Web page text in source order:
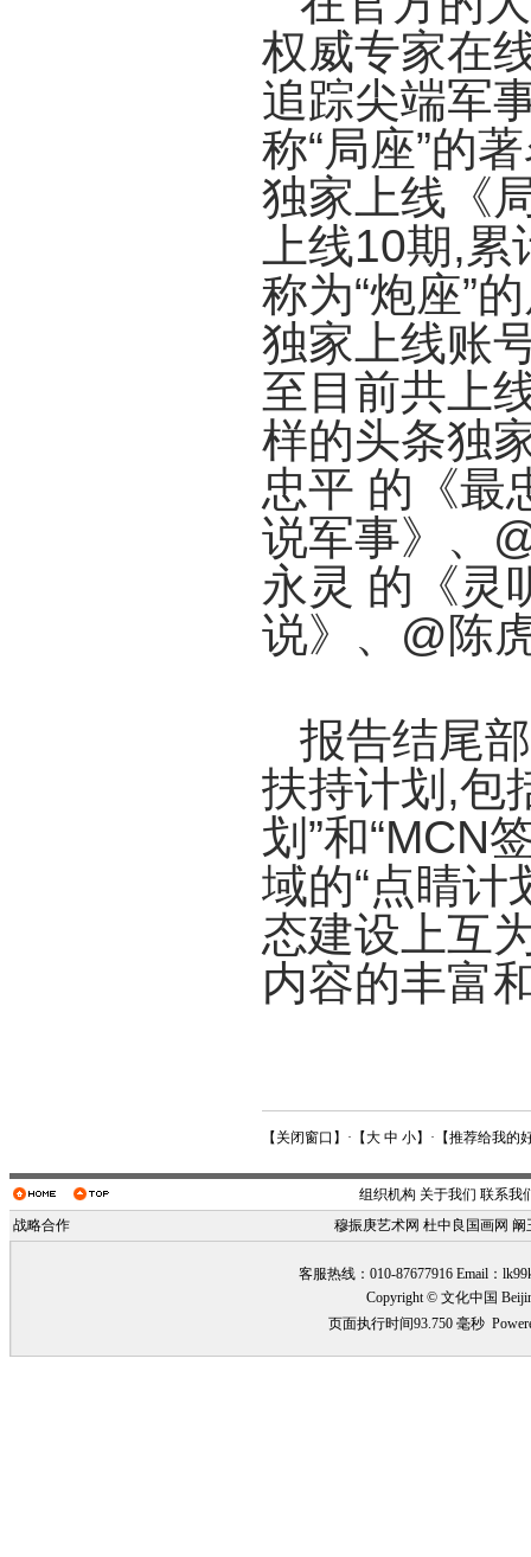
权威专家在
追踪尖端军
称“局座”的
独家上线《
上线10期,
称为“炮座”
独家上线账
至目前共上
样的头条独
忠平 的《最
说军事》、
永灵 的《灵
说》、@陈
报告结尾
扶持计划,包
划”和“MCN
域的“点睛计
态建设上互
内容的丰富
【 关闭窗口 】·【大 中 小】·【推荐给我的
组织机构 关于我们 联系我
战略合作
穆振庚艺术网 杜中良国画网 阚
客服热线：010-87677916 Email：
Copyright © 文化中国
页面执行时间93.750 毫秒